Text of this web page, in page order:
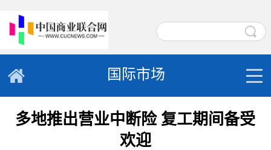
国际市场
多地推出营业中断险 复工期间备受
欢迎